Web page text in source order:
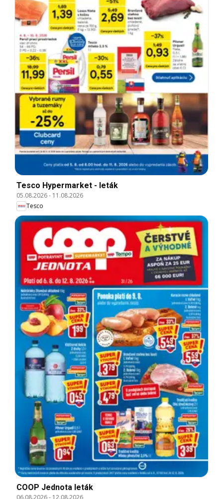
Tesco Hypermarket - leták
05.08.2026- 11.08.2026
Tesco
COOP Jednota leták
06.08.2026- 12.08.2026